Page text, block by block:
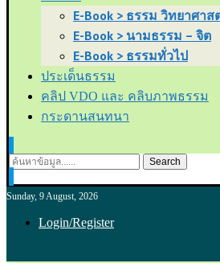
E-Book > ธรรม วิทยาศา
E-Book > นามธรรม – จิต
E-Book > ธรรมทั่วไป
ประเด็นธรรม
คลิป VDO และ คลิบภาพธรรม
กระดานสนทนา
Search
Sunday, 9 August, 2026
Login/Register